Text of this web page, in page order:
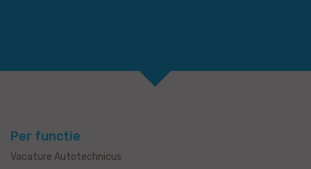
Per functie
Vacature Autotechnicus